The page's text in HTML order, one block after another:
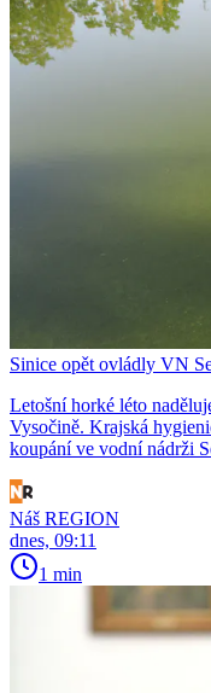
Sinice opět ovládly VN
Letošní horké léto
Vysočině. Krajská
koupání ve vodní nádrži
Náš REGION
dnes, 09:11
1 min